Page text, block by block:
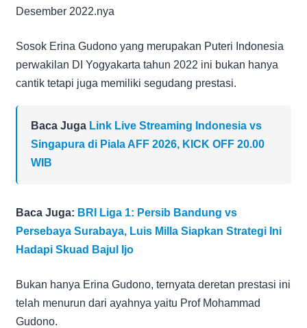
Desember 2022.nya
Sosok Erina Gudono yang merupakan Puteri Indonesia
perwakilan DI Yogyakarta tahun 2022 ini bukan hanya
cantik tetapi juga memiliki segudang prestasi.
Baca Juga Link Live Streaming Indonesia vs
Singapura di Piala AFF 2026, KICK OFF 20.00
WIB
Baca Juga: BRI Liga 1: Persib Bandung vs
Persebaya Surabaya, Luis Milla Siapkan Strategi Ini
Hadapi Skuad Bajul Ijo
Bukan hanya Erina Gudono, ternyata deretan prestasi ini
telah menurun dari ayahnya yaitu Prof Mohammad
Gudono.